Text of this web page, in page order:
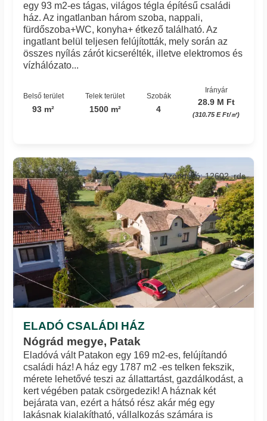
egy 93 m2-es tágas, világos tégla építésű családi
ház. Az ingatlanban három szoba, nappali,
fürdőszoba+WC, konyha+ étkező található. Az
ingatlant belül teljesen felújították, mely során az
összes nyílás zárót kicserélték, illetve elektromos és
vízhálózato...
Belső terület
93 m²
Telek terület
1500 m²
Szobák
4
Irányár
28.9 M Ft
(310.75 E Ft/㎡)
ELADÓ CSALÁDI HÁZ
Nógrád megye, Patak
Azonosító: 12602_rds
Eladóvá vált Patakon egy 169 m2-es, felújítandó
családi ház! A ház egy 1787 m2 -es telken fekszik,
mérete lehetővé teszi az állattartást, gazdálkodást, a
kert végében patak csörgedezik! A háznak két
bejárata van, ezért a hátsó rész akár még egy
lakásnak kialakítható, vállalkozás számára is